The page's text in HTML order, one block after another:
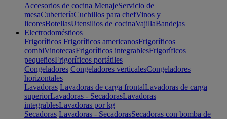
Accesorios de cocina MenajeServicio de
mesaCuberteríaCuchillos para chefVinos y
licoresBotellasUtensilios de cocinaVajillaBandejas
Electrodomésticos
Frigoríficos Frigoríficos americanosFrigoríficos
combiVinotecasFrigoríficos integrablesFrigoríficos
pequeñosFrigoríficos portátiles
Congeladores Congeladores verticalesCongeladores
horizontales
Lavadoras Lavadoras de carga frontalLavadoras de carga
superiorLavadoras - SecadorasLavadoras
integrablesLavadoras por kg
Secadoras Lavadoras - SecadorasSecadoras con bomba de